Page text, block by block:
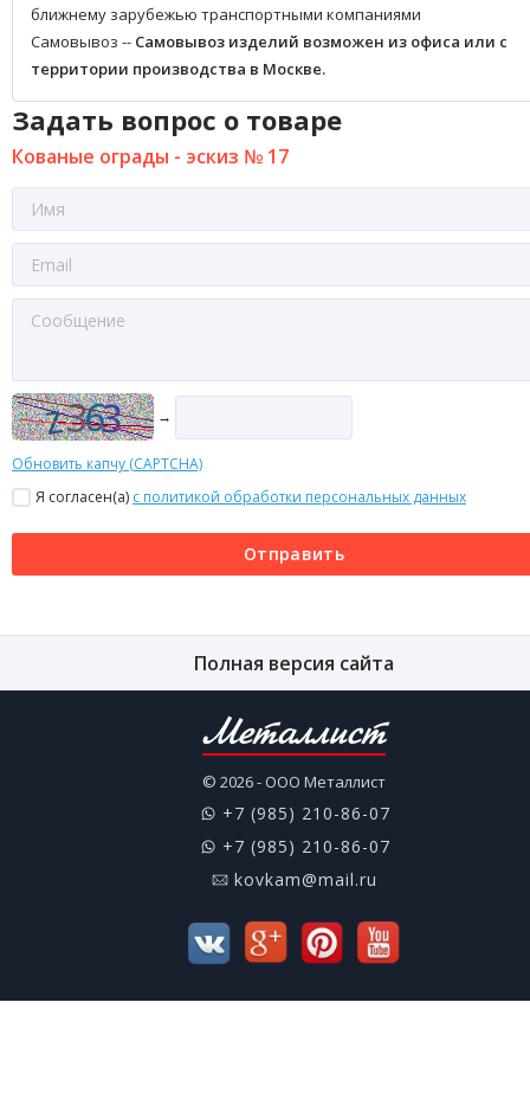
ближнему зарубежью транспортными компаниями
Самовывоз -- Самовывоз изделий возможен из офиса или с
территории производства в Москве.
Задать вопрос о товаре
Кованые ограды - эскиз № 17
→
Обновить капчу (CAPTCHA)
Я согласен(a) с политикой обработки персональных данных
Отправить
Полная версия сайта
Металлист
© 2026 - ООО Металлист
+7 (985) 210-86-07
+7 (985) 210-86-07
kovkam@mail.ru